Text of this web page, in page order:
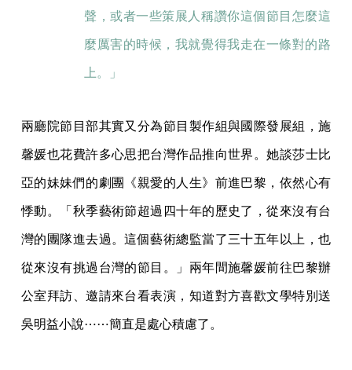
聲，或者一些策展人稱讚你這個節目怎麼這
麼厲害的時候，我就覺得我走在一條對的路
上。」
兩廳院節目部其實又分為節目製作組與國際發展組，施
馨媛也花費許多心思把台灣作品推向世界。她談莎士比
亞的妹妹們的劇團《親愛的人生》前進巴黎，依然心有
悸動。「秋季藝術節超過四十年的歷史了，從來沒有台
灣的團隊進去過。這個藝術總監當了三十五年以上，也
從來沒有挑過台灣的節目。」兩年間施馨媛前往巴黎辦
公室拜訪、邀請來台看表演，知道對方喜歡文學特別送
吳明益小說⋯⋯簡直是處心積慮了。